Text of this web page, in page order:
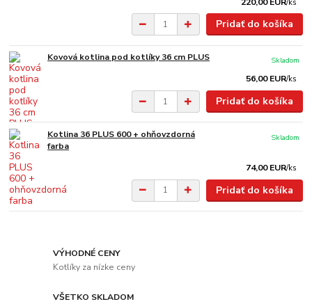
/ks
Pridať do košíka
Kovová kotlina pod kotlíky 36 cm PLUS
56,00 EUR/ks
Skladom
Pridať do košíka
Kotlina 36 PLUS 600 + ohňovzdorná
farba
74,00 EUR/ks
Skladom
Pridať do košíka
VÝHODNÉ CENY
Kotlíky za nízke ceny
VŠETKO SKLADOM